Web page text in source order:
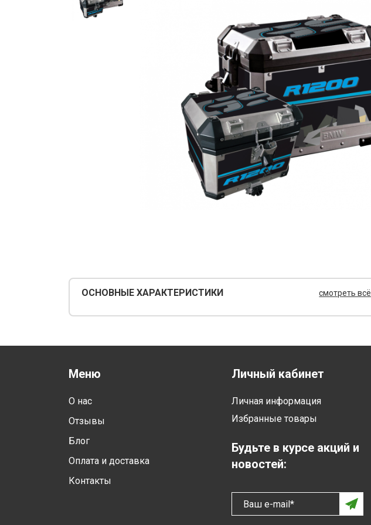
Гідравлічне масло
ОСНОВНЫЕ ХАРАКТЕРИСТИКИ смотреть всё
Меню
О нас
Отзывы
Блог
Оплата и доставка
Контакты
Личный кабинет
Личная информация
Избранные товары
Будьте в курсе акций и
новостей:
Ваш e-mail*